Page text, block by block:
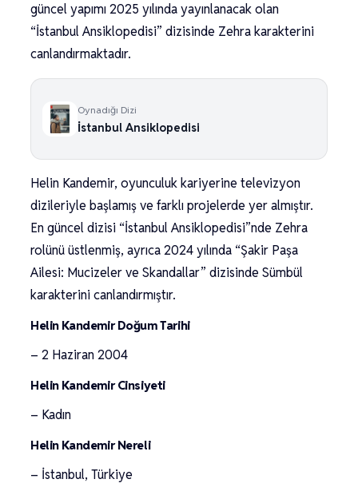
güncel yapımı 2025 yılında yayınlanacak olan
“İstanbul Ansiklopedisi” dizisinde Zehra karakterini
canlandırmaktadır.
Oynadığı Dizi
İstanbul Ansiklopedisi
Helin Kandemir, oyunculuk kariyerine televizyon
dizileriyle başlamış ve farklı projelerde yer almıştır.
En güncel dizisi “İstanbul Ansiklopedisi”nde Zehra
rolünü üstlenmiş, ayrıca 2024 yılında “Şakir Paşa
Ailesi: Mucizeler ve Skandallar” dizisinde Sümbül
karakterini canlandırmıştır.
Helin Kandemir Doğum Tarihi
– 2 Haziran 2004
Helin Kandemir Cinsiyeti
– Kadın
Helin Kandemir Nereli
– İstanbul, Türkiye